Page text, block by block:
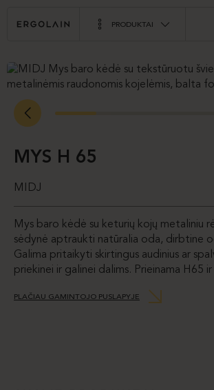
PRODUKTAI
MYS H 65
MIDJ
Mys baro kėdė su keturių kojų metaliniu
sėdynė aptraukti natūralia oda, dirbtine
Galima pritaikyti skirtingus audinius ar
priekinei ir galinei dalims. Prieinama H65
PLAČIAU GAMINTOJO PUSLAPYJE